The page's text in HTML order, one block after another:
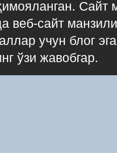
Сайт
веб-сайт
учун блог
ўзи жавобгар.